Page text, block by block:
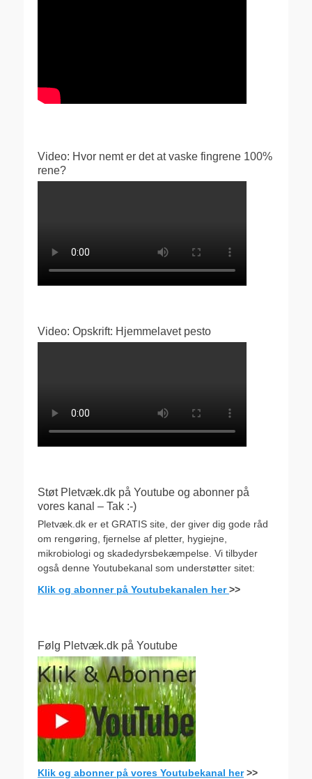
Video: Hvor nemt er det at vaske fingrene 100%
rene?
Video: Opskrift: Hjemmelavet pesto
Støt Pletvæk.dk på Youtube og abonner på
vores kanal – Tak :-)
Pletvæk.dk er et GRATIS site, der giver dig gode råd
om rengøring, fjernelse af pletter, hygiejne,
mikrobiologi og skadedyrsbekæmpelse. Vi tilbyder
også denne Youtubekanal som understøtter sitet:
Klik og abonner på Youtubekanalen her>>
Følg Pletvæk.dk på Youtube
Klik og abonner på vores Youtubekanal her>>